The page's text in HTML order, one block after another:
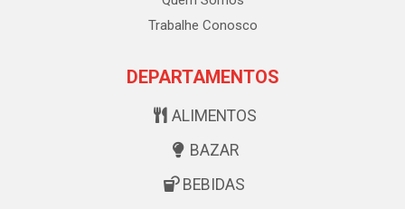
Trabalhe Conosco
DEPARTAMENTOS
ALIMENTOS
BAZAR
BEBIDAS